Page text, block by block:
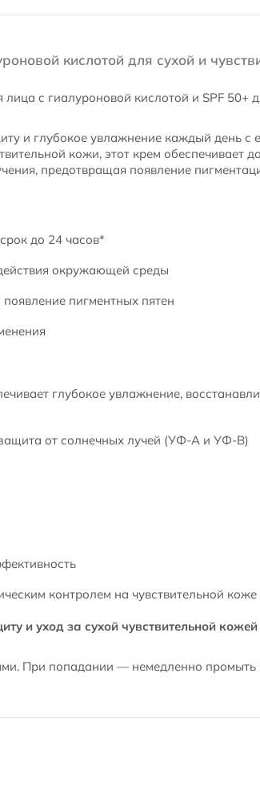
кислотой для сухой и
с гиалуроновой кислотой и SPF 50+
и глубокое увлажнение каждый день с
кожи, этот крем обеспечивает
предотвращая появление
до 24 часов*
окружающей среды
пигментных пятен
глубокое увлажнение,
от солнечных лучей (УФ-А и УФ-В)
контролем на чувствительной коже
и уход за сухой чувствительной кожей
При попадании — немедленно промыть